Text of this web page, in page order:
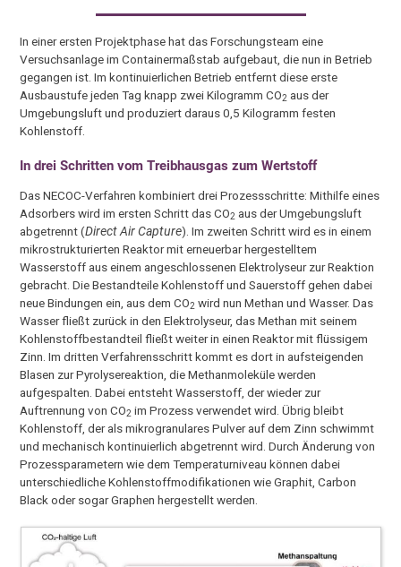
In einer ersten Projektphase hat das Forschungsteam eine
Versuchsanlage im Containermaßstab aufgebaut, die nun in Betrieb
gegangen ist. Im kontinuierlichen Betrieb entfernt diese erste
Ausbaustufe jeden Tag knapp zwei Kilogramm CO2 aus der
Umgebungsluft und produziert daraus 0,5 Kilogramm festen
Kohlenstoff.
In drei Schritten vom Treibhausgas zum Wertstoff
Das NECOC-Verfahren kombiniert drei Prozessschritte: Mithilfe eines
Adsorbers wird im ersten Schritt das CO2 aus der Umgebungsluft
abgetrennt (Direct Air Capture). Im zweiten Schritt wird es in einem
mikrostrukturierten Reaktor mit erneuerbar hergestelltem
Wasserstoff aus einem angeschlossenen Elektrolyseur zur Reaktion
gebracht. Die Bestandteile Kohlenstoff und Sauerstoff gehen dabei
neue Bindungen ein, aus dem CO2 wird nun Methan und Wasser. Das
Wasser fließt zurück in den Elektrolyseur, das Methan mit seinem
Kohlenstoffbestandteil fließt weiter in einen Reaktor mit flüssigem
Zinn. Im dritten Verfahrensschritt kommt es dort in aufsteigenden
Blasen zur Pyrolysereaktion, die Methanmoleküle werden
aufgespalten. Dabei entsteht Wasserstoff, der wieder zur
Auftrennung von CO2 im Prozess verwendet wird. Übrig bleibt
Kohlenstoff, der als mikrogranulares Pulver auf dem Zinn schwimmt
und mechanisch kontinuierlich abgetrennt wird. Durch Änderung von
Prozessparametern wie dem Temperaturniveau können dabei
unterschiedliche Kohlenstoffmodifikationen wie Graphit, Carbon
Black oder sogar Graphen hergestellt werden.